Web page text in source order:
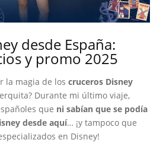
desde España:
y promo 2025
la magia de loscruceros Disney
Durante mi último viaje,
que ni sabían que se podía
desde aquí… ¡y tampoco que
en Disney!